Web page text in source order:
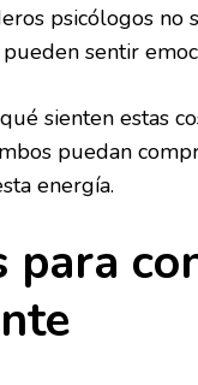
psicólogos
sentir
sienten estas
puedan
energía.
para